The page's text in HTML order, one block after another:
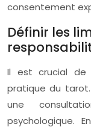
consentement
Définir les
Il est crucial de
pratique du
une
psychologique.